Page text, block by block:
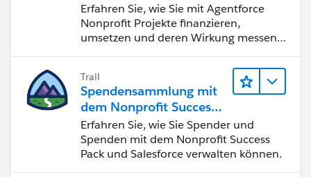
Erfahren Sie, wie Sie mit Agentforce
Nonprofit Projekte finanzieren,
umsetzen und deren Wirkung messen
Trail
Spendensammlung mit
dem Nonprofit Success
Pack
Erfahren Sie, wie Sie Spender und
Spenden mit dem Nonprofit Success
Pack und Salesforce verwalten können.